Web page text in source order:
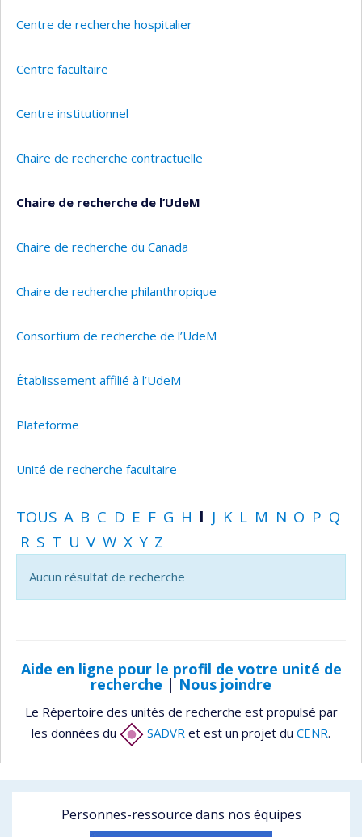
Centre de recherche hospitalier
Centre facultaire
Centre institutionnel
Chaire de recherche contractuelle
Chaire de recherche de l’UdeM
Chaire de recherche du Canada
Chaire de recherche philanthropique
Consortium de recherche de l’UdeM
Établissement affilié à l’UdeM
Plateforme
Unité de recherche facultaire
TOUS A B C D E F G H I J K L M N O P Q
R S T U V W X Y Z
Aucun résultat de recherche
Aide en ligne pour le profil de votre unité de
recherche | Nous joindre
Le Répertoire des unités de recherche est propulsé par
les données du
SADVR et est un projet du CENR.
Personnes-ressource dans nos équipes